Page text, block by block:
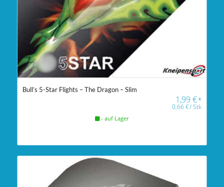
Bull’s 5-Star Flights – The Dragon – Slim
1,99€*
0,66€/Stk
- auf Lager